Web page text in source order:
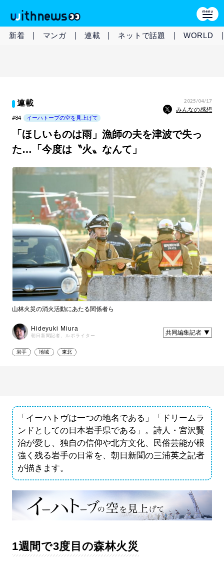
新着 マンガ 連載 ネットで話題 WORLD
連載 2025/04/17
みんなの感想
#84 イーハトーブの空を見上げて
「ほしいものは雨」漁師の夫を津波で失っ
た…「今度は〝火〟なんて」
山林火災の消火活動にあたる関係者ら
Hideyuki Miura
朝日新聞記者、ルポライター 共同編集記者
岩手 地域 東北
「イーハトヴは一つの地名である」「ドリームラ
ンドとしての日本岩手県である」。詩人・宮沢賢
治が愛し、独自の信仰や北方文化、民俗芸能が根
強く残る岩手の日常を、朝日新聞の三浦英之記者
が描きます。
1週間で3度目の森林火災